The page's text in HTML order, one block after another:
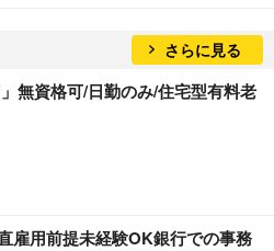
さらに見る
無資格可/日勤のみ/住宅型有料老
雇用前提未経験OK銀行での事務